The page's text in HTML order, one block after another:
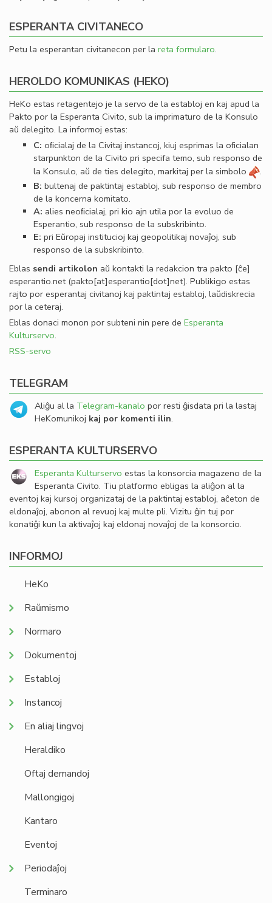
ESPERANTA CIVITANECO
Petu la esperantan civitanecon per la reta formularo.
HEROLDO KOMUNIKAS (HEKO)
HeKo estas retagentejo je la servo de la establoj en kaj apud la
Pakto por la Esperanta Civito, sub la imprimaturo de la Konsulo
aŭ delegito. La informoj estas:
C: oﬁcialaj de la Civitaj instancoj, kiuj esprimas la oﬁcialan
starpunkton de la Civito pri specifa temo, sub responso de
la Konsulo, aŭ de ties delegito, markitaj per la simbolo
.
B: bultenaj de paktintaj establoj, sub responso de membro
de la koncerna komitato.
A: alies neoﬁcialaj, pri kio ajn utila por la evoluo de
Esperantio, sub responso de la subskribinto.
E: pri Eŭropaj institucioj kaj geopolitikaj novaĵoj, sub
responso de la subskribinto.
Eblas sendi artikolon aŭ kontakti la redakcion tra pakto [ĉe]
esperantio.net(pakto[at]esperantio[dot]net). Publikigo estas
rajto por esperantaj civitanoj kaj paktintaj establoj, laŭdiskrecia
por la ceteraj.
Eblas donaci monon por subteni nin pere de Esperanta
Kulturservo.
RSS-servo
TELEGRAM
Aliĝu al la Telegram-kanalo por resti ĝisdata pri la lastaj
HeKomunikoj kaj por komenti ilin.
ESPERANTA KULTURSERVO
Esperanta Kulturservo estas la konsorcia magazeno de la
Esperanta Civito. Tiu platformo ebligas la aliĝon al la
eventoj kaj kursoj organizataj de la paktintaj establoj, aĉeton de
eldonaĵoj, abonon al revuoj kaj multe pli. Vizitu ĝin tuj por
konatiĝi kun la aktivaĵoj kaj eldonaj novaĵoj de la konsorcio.
INFORMOJ
HeKo
Raŭmismo
Normaro
Dokumentoj
Establoj
Instancoj
En aliaj lingvoj
Heraldiko
Oftaj demandoj
Mallongigoj
Kantaro
Eventoj
Periodaĵoj
Terminaro